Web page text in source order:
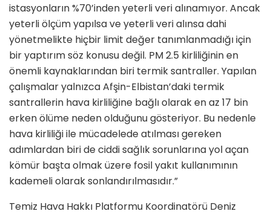
istasyonların %70’inden yeterli veri alınamıyor. Ancak
yeterli ölçüm yapılsa ve yeterli veri alınsa dahi
yönetmelikte hiçbir limit değer tanımlanmadığı için
bir yaptırım söz konusu değil. PM 2.5 kirliliğinin en
önemli kaynaklarından biri termik santraller. Yapılan
çalışmalar yalnızca Afşin-Elbistan’daki termik
santrallerin hava kirliliğine bağlı olarak en az 17 bin
erken ölüme neden olduğunu gösteriyor. Bu nedenle
hava kirliliği ile mücadelede atılması gereken
adımlardan biri de ciddi sağlık sorunlarına yol açan
kömür başta olmak üzere fosil yakıt kullanımının
kademeli olarak sonlandırılmasıdır.”
Temiz Hava Hakkı Platformu Koordinatörü Deniz